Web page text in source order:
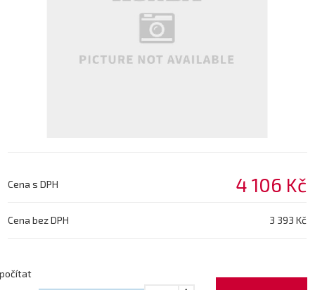
Cena s DPH 4 106 Kč
Cena bez DPH 3 393 Kč